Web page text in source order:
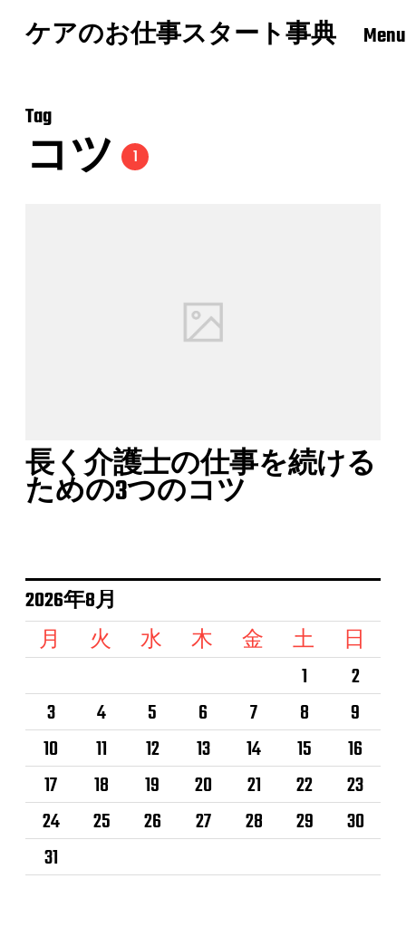
ケアのお仕事スタート事典 Menu
Tag
コツ 1
長く介護士の仕事を続ける
ための3つのコツ
2026年8月
月
火 水 木 金 土
日
1
2
3
4 5 6 7 8
9
10
11 12 13 14 15
16
17
18 19 20 21 22
23
24
25 26 27 28 29
30
31